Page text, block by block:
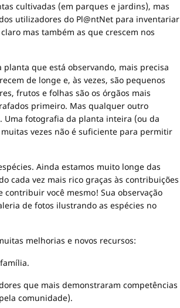
cultivadas (em parques e jardins), mas
utilizadores do Pl@ntNet para inventariar
mas também as que crescem nos
que está observando, mais precisa
de longe e, às vezes, são pequenos
frutos e folhas são os órgãos mais
primeiro. Mas qualquer outro
Uma fotografia da planta inteira (ou da
vezes não é suficiente para permitir
Ainda estamos muito longe das
cada vez mais rico graças às contribuições
você mesmo! Sua observação
de fotos ilustrando as espécies no
melhorias e novos recursos:
que mais demonstraram competências
comunidade).